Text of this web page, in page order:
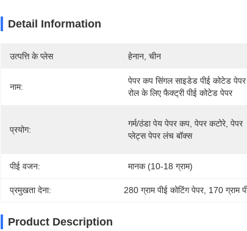
Detail Information
उत्पत्ति के प्लेस हेनान, चीन
नाम:
पेपर कप सिंगल साइडेड पीई कोटेड पेपर
रोल के लिए फैक्ट्री पीई कोटेड पेपर
प्रयोग:
गर्म/ठंडा पेय पेपर कप, पेपर कटोरे, पेपर
प्लेट्स पेपर लंच बॉक्स
पीई वजन: मानक (10-18 ग्राम)
प्रमुखता देना: 280 ग्राम पीई कोटिंग पेपर, 170 ग्राम
Product Description